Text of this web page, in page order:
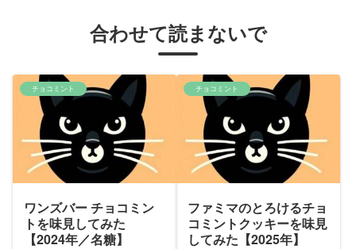
合わせて読まないで
チョコミント
ワンズバー チョコミン
トを味見してみた
【2024年／名糖】
チョコミント
ファミマのとろけるチョ
コミントクッキーを味見
してみた【2025年】